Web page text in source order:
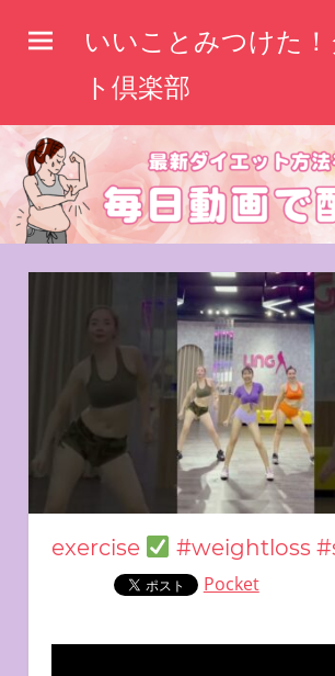
ス
キ
いいことみつけた！
ト倶楽部
exercise #weightloss
Pocket